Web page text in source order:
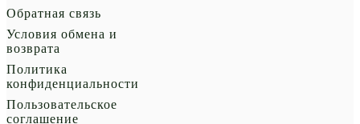
Обратная связь
Условия обмена и
возврата
Политика
конфиденциальности
Пользовательское
соглашение